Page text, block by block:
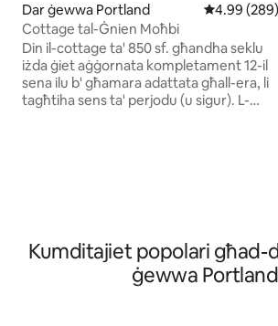
Dar ġewwa Portland Rating
4.99 (289)
Cottage tal-Ġnien Moħbi
Din il-cottage ta' 850 sf. għandha seklu
iżda ġiet aġġornata kompletament 12-il
sena ilu b' għamara adattata għall-era, li
tagħtiha sens ta' perjodu (u sigur). L-
jew tivvjaġġa. Ħofra tan-nar u ġonna fuq
barra jagħmluha unika. Hemm saħansitra
linja postali għat-tfal. Il-laqgħat tal-familja
tajbin ukoll. (Żomm f' moħħok: Hemm
Kumditajiet popolari għad-
ġewwa Portland